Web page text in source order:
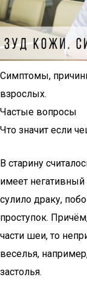
Симптомы,
взрослых.
Частые вопросы
Что значит если
В старину
имеет негативный
сулило драку,
проступок.
части шеи, то
веселья,
застолья.